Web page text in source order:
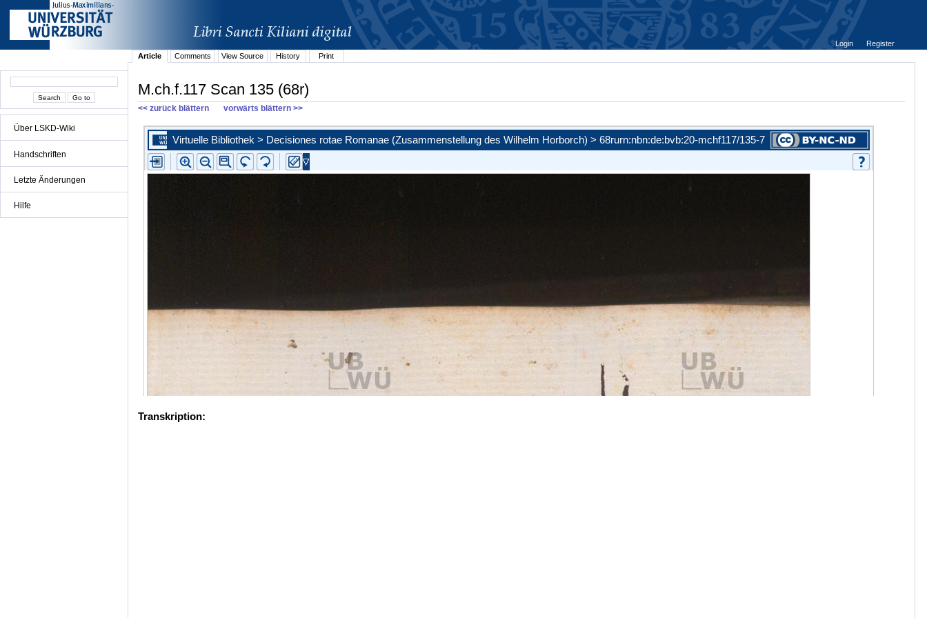
Über LSKD-Wiki
Handschriften
Letzte Änderungen
Hilfe
Login
Register
Article
Comments View Source History Print
M.ch.f.117 Scan 135 (68r)
<< zurück blättern vorwärts blättern >>
Transkription: